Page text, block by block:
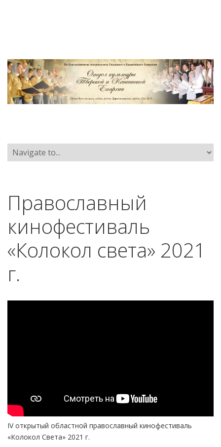
Православный
кинофестиваль
«Колокол света» 2021
г.
IV открытый областной православный кинофестиваль
«Колокол Света» 2021 г.